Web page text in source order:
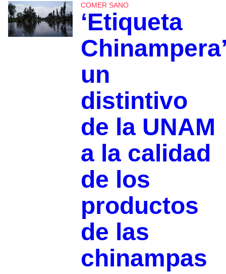
COMER SANO
‘Etiqueta
un
distintivo
de la UNAM
a la calidad
de los
productos
de las
chinampas